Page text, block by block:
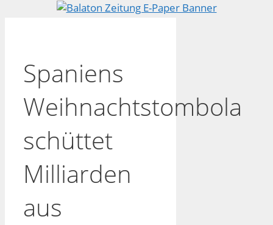
Spaniens
Weihnachtstombola
schüttet
Milliarden
aus